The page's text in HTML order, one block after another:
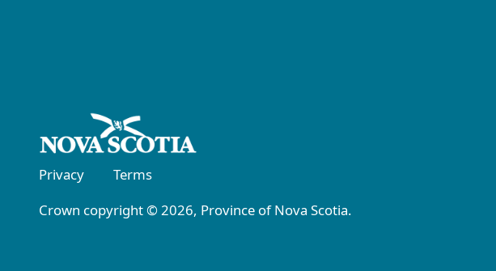
Privacy
Terms
Crown copyright © 2026, Province of Nova Scotia.